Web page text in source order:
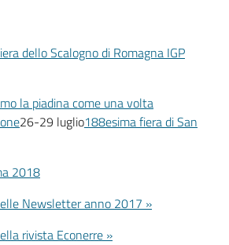
dello Scalogno di Romagna IGP
la piadina come una volta
26-29 luglio188esima fiera di San
2018
Newsletter anno 2017 »
rivista Econerre »